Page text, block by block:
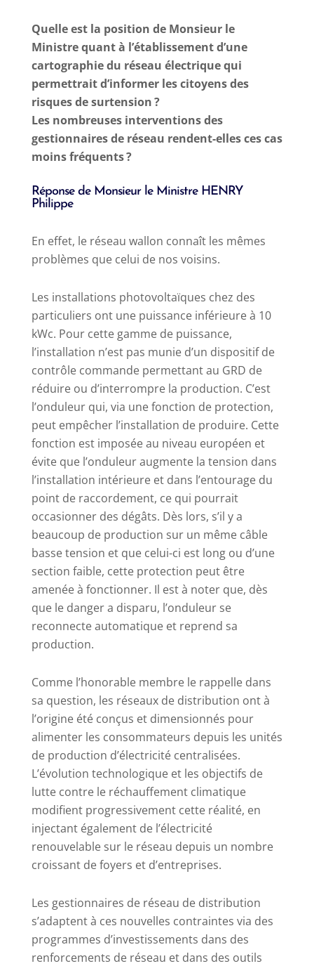
Quelle est la position de Monsieur le
Ministre quant à l’établissement d’une
cartographie du réseau électrique qui
permettrait d’informer les citoyens des
risques de surtension ?
Les nombreuses interventions des
gestionnaires de réseau rendent-elles ces cas
moins fréquents ?
Réponse de Monsieur le Ministre HENRY
Philippe
En effet, le réseau wallon connaît les mêmes
problèmes que celui de nos voisins.
Les installations photovoltaïques chez des
particuliers ont une puissance inférieure à 10
kWc. Pour cette gamme de puissance,
l’installation n’est pas munie d’un dispositif de
contrôle commande permettant au GRD de
réduire ou d’interrompre la production. C’est
l’onduleur qui, via une fonction de protection,
peut empêcher l’installation de produire. Cette
fonction est imposée au niveau européen et
évite que l’onduleur augmente la tension dans
l’installation intérieure et dans l’entourage du
point de raccordement, ce qui pourrait
occasionner des dégâts. Dès lors, s’il y a
beaucoup de production sur un même câble
basse tension et que celui-ci est long ou d’une
section faible, cette protection peut être
amenée à fonctionner. Il est à noter que, dès
que le danger a disparu, l’onduleur se
reconnecte automatique et reprend sa
production.
Comme l’honorable membre le rappelle dans
sa question, les réseaux de distribution ont à
l’origine été conçus et dimensionnés pour
alimenter les consommateurs depuis les unités
de production d’électricité centralisées.
L’évolution technologique et les objectifs de
lutte contre le réchauffement climatique
modifient progressivement cette réalité, en
injectant également de l’électricité
renouvelable sur le réseau depuis un nombre
croissant de foyers et d’entreprises.
Les gestionnaires de réseau de distribution
s’adaptent à ces nouvelles contraintes via des
programmes d’investissements dans des
renforcements de réseau et dans des outils